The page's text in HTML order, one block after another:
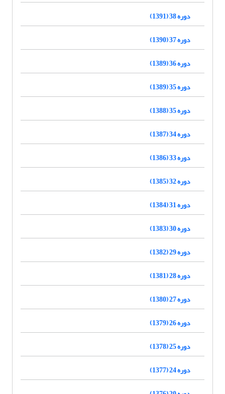
دوره 38 (1391)
دوره 37 (1390)
دوره 36 (1389)
دوره 35 (1389)
دوره 35 (1388)
دوره 34 (1387)
دوره 33 (1386)
دوره 32 (1385)
دوره 31 (1384)
دوره 30 (1383)
دوره 29 (1382)
دوره 28 (1381)
دوره 27 (1380)
دوره 26 (1379)
دوره 25 (1378)
دوره 24 (1377)